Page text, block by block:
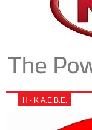
Η - Κ Α.Ε.Β.Ε.